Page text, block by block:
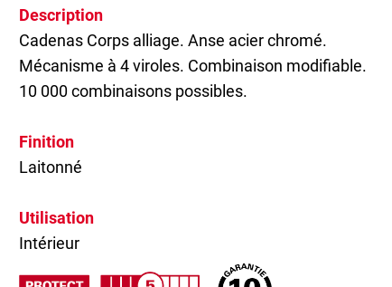
Description
CadenasCorps alliage. Anse acier chromé.
Mécanisme à 4 viroles. Combinaison modifiable.
10 000 combinaisons possibles.
Finition
Laitonné
Utilisation
Intérieur